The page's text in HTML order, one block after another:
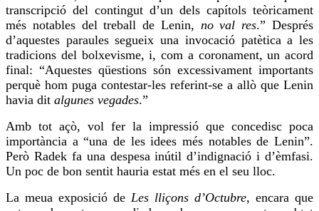
transcripció del contingut d’un dels capítols teòricament
més notables del treball de Lenin, no valres.” Després
d’aquestes paraules segueix una invocació patètica a les
tradicions del bolxevisme, i, com a coronament, un acord
final: “Aquestes qüestions són excessivament importants
perquè hom puga contestar-les referint-se a allò que Lenin
havia dit algunes vegades.”
Amb tot açò, vol fer la impressió que concedisc poca
importància a “una de les idees més notables de Lenin”.
Però Radek fa una despesa inútil d’indignació i d’èmfasi.
Un poc de bon sentit hauria estat més en el seu lloc.
La meua exposició de Les lliçons d’Octubre, encara que